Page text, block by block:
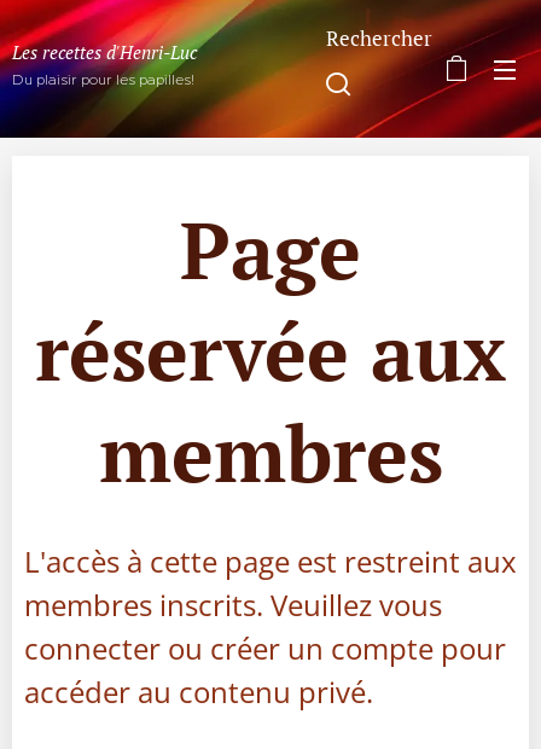
Les recettes d'Henri-Luc
Du plaisir pour les papilles!
Rechercher
Page
réservée aux
membres
L'accès à cette page est restreint aux
membres inscrits. Veuillez vous
connecter ou créer un compte pour
accéder au contenu privé.